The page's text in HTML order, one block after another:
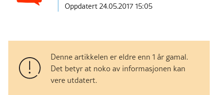
Oppdatert 24.05.2017 15:05
Denne artikkelen er eldre enn 1 år gamal.
Det betyr at noko av informasjonen kan
vere utdatert.